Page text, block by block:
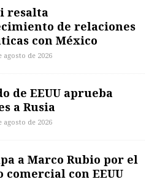
resalta
de relaciones
con México
agosto de 2026
de EEUU aprueba
a Rusia
agosto de 2026
a Marco Rubio por el
comercial con EEUU